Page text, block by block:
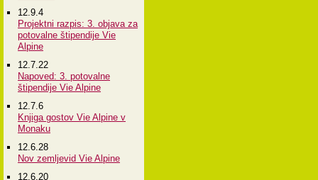
12.9.4
Projektni razpis: 3. objava za
potovalne štipendije Vie
Alpine
12.7.22
Napoved: 3. potovalne
štipendije Vie Alpine
12.7.6
Knjiga gostov Vie Alpine v
Monaku
12.6.28
Nov zemljevid Vie Alpine
12.6.20